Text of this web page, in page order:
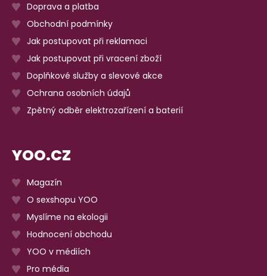
Doprava a platba
Obchodní podmínky
Jak postupovat při reklamaci
Jak postupovat při vracení zboží
Doplňkové služby a slevové akce
Ochrana osobních údajů
Zpětný odběr elektrozařízení a baterií
YOO.CZ
Magazín
O sexshopu YOO
Myslíme na ekologii
Hodnocení obchodu
YOO v médiích
Pro média